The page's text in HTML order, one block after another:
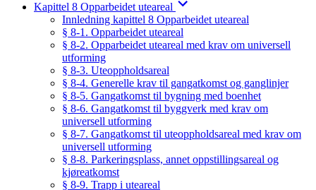
Kapittel 8 Opparbeidet uteareal
Innledning kapittel 8 Opparbeidet uteareal
§ 8-1. Opparbeidet uteareal
§ 8-2. Opparbeidet uteareal med krav om universell
utforming
§ 8-3. Uteoppholdsareal
§ 8-4. Generelle krav til gangatkomst og ganglinjer
§ 8-5. Gangatkomst til bygning med boenhet
§ 8-6. Gangatkomst til byggverk med krav om
universell utforming
§ 8-7. Gangatkomst til uteoppholdsareal med krav om
universell utforming
§ 8-8. Parkeringsplass, annet oppstillingsareal og
kjøreatkomst
§ 8-9. Trapp i uteareal